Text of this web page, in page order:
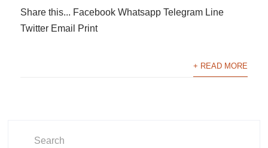
Share this... Facebook Whatsapp Telegram Line
Twitter Email Print
+ READ MORE
Search